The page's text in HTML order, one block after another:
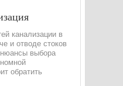
канализации в
и отводе стоков
выбора
обратить